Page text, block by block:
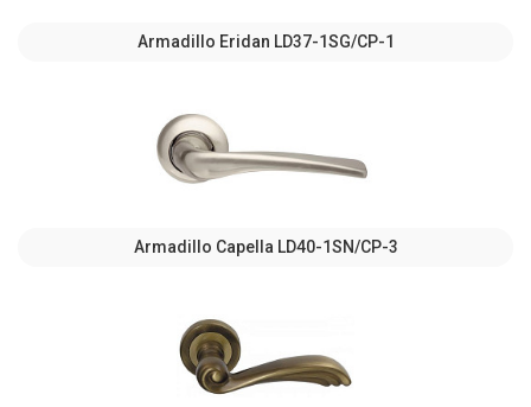
Armadillo Eridan LD37-1SG/CP-1
Armadillo Capella LD40-1SN/CP-3